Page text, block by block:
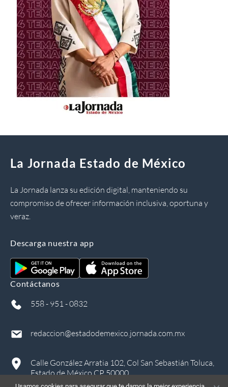
La Jornada Estado de México
La Jornada lanza su edición digital, manteniendo su
compromiso de ofrecer información inclusiva, oportuna y
veraz.
Descarga nuestra app
Contáctanos
558 - 951 - 0832
redaccion@estadodemexico.jornada.com.mx
Calle González Arratia 102, Col San Sebastián Toluca,
Estado de México CP 50000